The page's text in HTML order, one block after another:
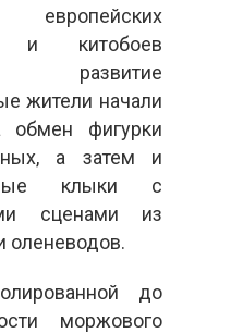
и китобоев
развитие
жители начали
обмен фигурки
а затем и
клыки с
сценами из
оленеводов.
до
моржового